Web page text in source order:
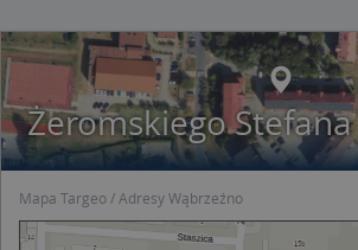
Żeromskiego
Mapa Targeo Adresy Wąbrzeźno